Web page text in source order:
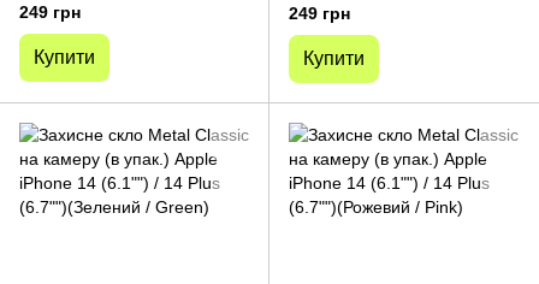
14 (6.1"") / 14 Plus (6.7"")(Синій
/Dark Blue)
249 грн
Купити
14 (6.1"") / 14 Plus (6.7"")
(Темно-зелений /Dark Green)
249 грн
Купити